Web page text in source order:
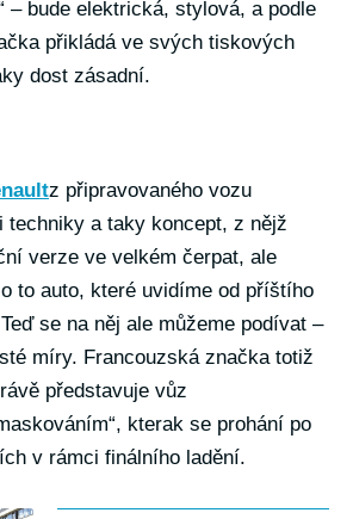
– bude elektrická, stylová, a podle
přikládá ve svých tiskových
dost zásadní.
z připravovaného vozu
techniky a taky koncept, z nějž
verze ve velkém čerpat, ale
to auto, které uvidíme od příštího
se na něj ale můžeme podívat –
míry. Francouzská značka totiž
představuje vůz
kterak se prohání po
v rámci finálního ladění.